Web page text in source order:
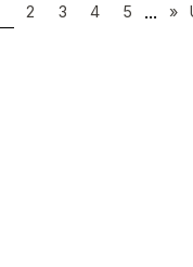
2 3 4 5 ... »